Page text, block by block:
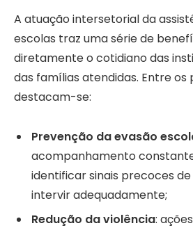
A atuação intersetorial da
escolas traz uma série de
diretamente o cotidiano das
das famílias atendidas. Entre os
destacam-se:
Prevenção da evasão
acompanhamento
identificar sinais precoces
intervir adequadamente;
Redução da violência: